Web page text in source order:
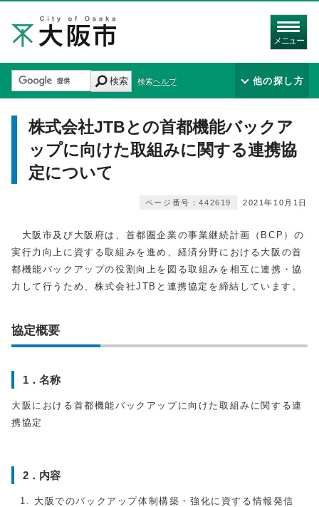
メニュー
検索 検索ヘルプ 他の探し方
株式会社JTBとの首都機能バックア
ップに向けた取組みに関する連携協
定について
2021年10月1日
ページ番号：442619
大阪市及び大阪府は、首都圏企業の事業継続計画（BCP）の
実行力向上に資する取組みを進め、経済分野における大阪の首
都機能バックアップの役割向上を図る取組みを相互に連携・協
力して行うため、株式会社JTBと連携協定を締結しています。
協定概要
1．名称
大阪における首都機能バックアップに向けた取組みに関する連
携協定
2．内容
大阪でのバックアップ体制構築・強化に資する情報発信